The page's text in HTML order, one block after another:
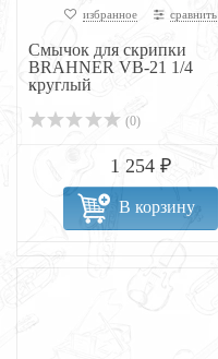
избранное сравнить
Смычок для скрипки
BRAHNER VB-21 1/4
круглый
(0)
1 254 ₽
В корзину